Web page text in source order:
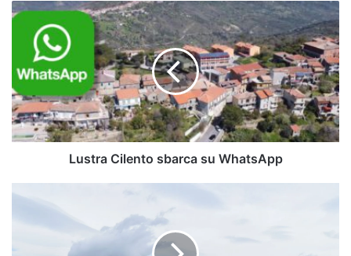
Lustra
Cilento
sbarca
WhatsApp
Lustra Cilento sbarca su WhatsApp
ordinanza